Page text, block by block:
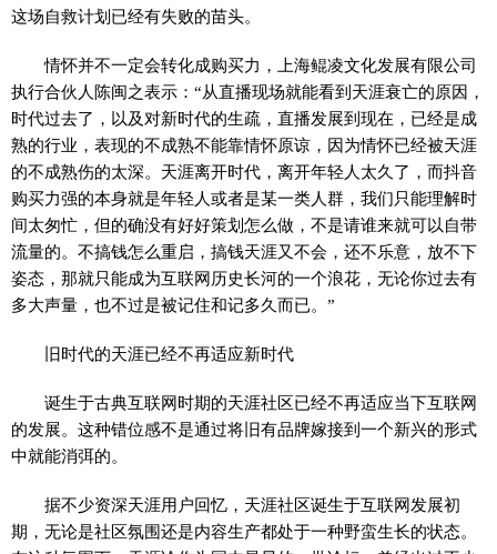
这场自救计划已经有失败的苗头。
情怀并不一定会转化成购买力，上海鲲凌文化发展有限公司
执行合伙人陈闽之表示：“从直播现场就能看到天涯衰亡的原因，
时代过去了，以及对新时代的生疏，直播发展到现在，已经是成
熟的行业，表现的不成熟不能靠情怀原谅，因为情怀已经被天涯
的不成熟伤的太深。天涯离开时代，离开年轻人太久了，而抖音
购买力强的本身就是年轻人或者是某一类人群，我们只能理解时
间太匆忙，但的确没有好好策划怎么做，不是请谁来就可以自带
流量的。不搞钱怎么重启，搞钱天涯又不会，还不乐意，放不下
姿态，那就只能成为互联网历史长河的一个浪花，无论你过去有
多大声量，也不过是被记住和记多久而已。”
旧时代的天涯已经不再适应新时代
诞生于古典互联网时期的天涯社区已经不再适应当下互联网
的发展。这种错位感不是通过将旧有品牌嫁接到一个新兴的形式
中就能消弭的。
据不少资深天涯用户回忆，天涯社区诞生于互联网发展初
期，无论是社区氛围还是内容生产都处于一种野蛮生长的状态。